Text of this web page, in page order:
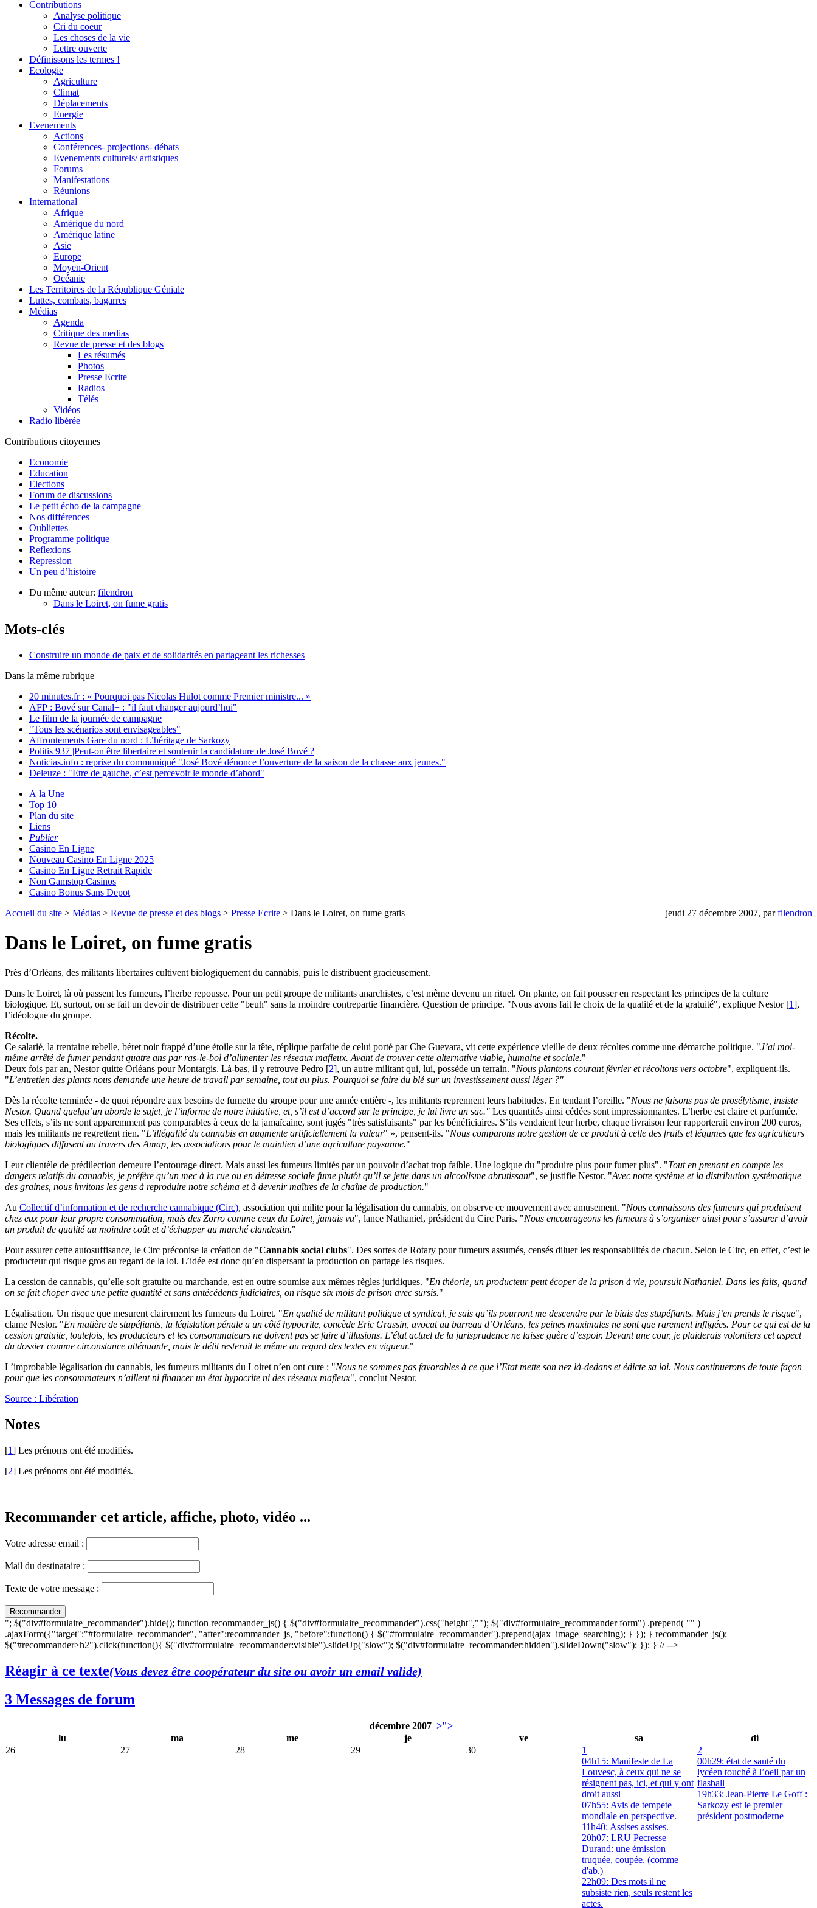
Contributions
Analyse politique
Cri du coeur
Les choses de la vie
Lettre ouverte
Définissons les termes !
Ecologie
Agriculture
Climat
Déplacements
Energie
Evenements
Actions
Conférences- projections- débats
Evenements culturels/ artistiques
Forums
Manifestations
Réunions
International
Afrique
Amérique du nord
Amérique latine
Asie
Europe
Moyen-Orient
Océanie
Les Territoires de la République Géniale
Luttes, combats, bagarres
Médias
Agenda
Critique des medias
Revue de presse et des blogs
Les résumés
Photos
Presse Ecrite
Radios
Télés
Vidéos
Radio libérée
Contributions citoyennes
Economie
Education
Elections
Forum de discussions
Le petit écho de la campagne
Nos différences
Oubliettes
Programme politique
Reflexions
Repression
Un peu d’histoire
Du même auteur: filendron
Dans le Loiret, on fume gratis
Mots-clés
Construire un monde de paix et de solidarités en partageant les richesses
Dans la même rubrique
20 minutes.fr : « Pourquoi pas Nicolas Hulot comme Premier ministre... »
AFP : Bové sur Canal+ : "il faut changer aujourd’hui"
Le film de la journée de campagne
"Tous les scénarios sont envisageables"
Affrontements Gare du nord : L’héritage de Sarkozy
Politis 937 |Peut-on être libertaire et soutenir la candidature de José Bové ?
Noticias.info : reprise du communiqué "José Bové dénonce l’ouverture de la saison de la chasse aux jeunes."
Deleuze : "Etre de gauche, c’est percevoir le monde d’abord"
A la Une
Top 10
Plan du site
Liens
Publier
Casino En Ligne
Nouveau Casino En Ligne 2025
Casino En Ligne Retrait Rapide
Non Gamstop Casinos
Casino Bonus Sans Depot
Accueil du site > Médias > Revue de presse et des blogs > Presse Ecrite > Dans le Loiret, on fume gratis jeudi 27 décembre 2007, parfilendron
Dans le Loiret, on fume gratis
Près d’Orléans, des militants libertaires cultivent biologiquement du cannabis, puis le distribuent gracieusement.
Dans le Loiret, là où passent les fumeurs, l’herbe repousse. Pour un petit groupe de militants anarchistes, c’est même devenu un rituel. On plante, on fait pousser en respectant les principes de la culture
biologique. Et, surtout, on se fait un devoir de distribuer cette "beuh" sans la moindre contrepartie financière. Question de principe. "Nous avons fait le choix de la qualité et de la gratuité", explique Nestor [1],
l’idéologue du groupe.
Récolte.
Ce salarié, la trentaine rebelle, béret noir frappé d’une étoile sur la tête, réplique parfaite de celui porté par Che Guevara, vit cette expérience vieille de deux récoltes comme une démarche politique. "J’ai moi-
même arrêté de fumer pendant quatre ans par ras-le-bol d’alimenter les réseaux mafieux. Avant de trouver cette alternative viable, humaine et sociale."
Deux fois par an, Nestor quitte Orléans pour Montargis. Là-bas, il y retrouve Pedro [2], un autre militant qui, lui, possède un terrain. "Nous plantons courant février et récoltons vers octobre", expliquent-ils.
"L’entretien des plants nous demande une heure de travail par semaine, tout au plus. Pourquoi se faire du blé sur un investissement aussi léger ?"
Dès la récolte terminée - de quoi répondre aux besoins de fumette du groupe pour une année entière -, les militants reprennent leurs habitudes. En tendant l’oreille. "Nous ne faisons pas de prosélytisme, insiste
Nestor. Quand quelqu’un aborde le sujet, je l’informe de notre initiative, et, s’il est d’accord sur le principe, je lui livre un sac." Les quantités ainsi cédées sont impressionnantes. L’herbe est claire et parfumée.
Ses effets, s’ils ne sont apparemment pas comparables à ceux de la jamaïcaine, sont jugés "très satisfaisants" par les bénéficiaires. S’ils vendaient leur herbe, chaque livraison leur rapporterait environ 200 euros,
mais les militants ne regrettent rien. "L’illégalité du cannabis en augmente artificiellement la valeur" », pensent-ils. "Nous comparons notre gestion de ce produit à celle des fruits et légumes que les agriculteurs
biologiques diffusent au travers des Amap, les associations pour le maintien d’une agriculture paysanne."
Leur clientèle de prédilection demeure l’entourage direct. Mais aussi les fumeurs limités par un pouvoir d’achat trop faible. Une logique du "produire plus pour fumer plus". "Tout en prenant en compte les
dangers relatifs du cannabis, je préfère qu’un mec à la rue ou en détresse sociale fume plutôt qu’il se jette dans un alcoolisme abrutissant", se justifie Nestor. "Avec notre système et la distribution systématique
des graines, nous invitons les gens à reproduire notre schéma et à devenir maîtres de la chaîne de production."
Au Collectif d’information et de recherche cannabique (Circ), association qui milite pour la légalisation du cannabis, on observe ce mouvement avec amusement. "Nous connaissons des fumeurs qui produisent
chez eux pour leur propre consommation, mais des Zorro comme ceux du Loiret, jamais vu", lance Nathaniel, président du Circ Paris. "Nous encourageons les fumeurs à s’organiser ainsi pour s’assurer d’avoir
un produit de qualité au moindre coût et d’échapper au marché clandestin."
Pour assurer cette autosuffisance, le Circ préconise la création de "Cannabis social clubs". Des sortes de Rotary pour fumeurs assumés, censés diluer les responsabilités de chacun. Selon le Circ, en effet, c’est le
producteur qui risque gros au regard de la loi. L’idée est donc qu’en dispersant la production on partage les risques.
La cession de cannabis, qu’elle soit gratuite ou marchande, est en outre soumise aux mêmes règles juridiques. "En théorie, un producteur peut écoper de la prison à vie, poursuit Nathaniel. Dans les faits, quand
on se fait choper avec une petite quantité et sans antécédents judiciaires, on risque six mois de prison avec sursis."
Légalisation. Un risque que mesurent clairement les fumeurs du Loiret. "En qualité de militant politique et syndical, je sais qu’ils pourront me descendre par le biais des stupéfiants. Mais j’en prends le risque",
clame Nestor. "En matière de stupéfiants, la législation pénale a un côté hypocrite, concède Eric Grassin, avocat au barreau d’Orléans, les peines maximales ne sont que rarement infligées. Pour ce qui est de la
cession gratuite, toutefois, les producteurs et les consommateurs ne doivent pas se faire d’illusions. L’état actuel de la jurisprudence ne laisse guère d’espoir. Devant une cour, je plaiderais volontiers cet aspect
du dossier comme circonstance atténuante, mais le délit resterait le même au regard des textes en vigueur."
L’improbable légalisation du cannabis, les fumeurs militants du Loiret n’en ont cure : "Nous ne sommes pas favorables à ce que l’Etat mette son nez là-dedans et édicte sa loi. Nous continuerons de toute façon
pour que les consommateurs n’aillent ni financer un état hypocrite ni des réseaux mafieux", conclut Nestor.
Source : Libération
Notes
[1] Les prénoms ont été modifiés.
[2] Les prénoms ont été modifiés.
Recommander cet article, affiche, photo, vidéo ...
Votre adresse email :
Mail du destinataire :
Texte de votre message :
"; $("div#formulaire_recommander").hide(); function recommander_js() { $("div#formulaire_recommander").css("height",""); $("div#formulaire_recommander form") .prepend( "" )
.ajaxForm({"target":"#formulaire_recommander", "after":recommander_js, "before":function() { $("#formulaire_recommander").prepend(ajax_image_searching); } }); } recommander_js();
$("#recommander>h2").click(function(){ $("div#formulaire_recommander:visible").slideUp("slow"); $("div#formulaire_recommander:hidden").slideDown("slow"); }); } // -->
Réagir à ce texte(Vous devez être coopérateur du site ou avoir un email valide)
3 Messages de forum
décembre 2007 >">
lu
ma me je ve sa
di
26
27 28 29 30
1
04h15: Manifeste de La
Louvesc, à ceux qui ne se
résignent pas, ici, et qui y ont
droit aussi
07h55: Avis de tempete
mondiale en perspective.
11h40: Assises assises.
20h07: LRU Pecresse
Durand: une émission
truquée, coupée. (comme
d'ab.)
22h09: Des mots il ne
subsiste rien, seuls restent les
actes.
2
00h29: état de santé du
lycéen touché à l’oeil par un
flasball
19h33: Jean-Pierre Le Goff :
Sarkozy est le premier
président postmoderne